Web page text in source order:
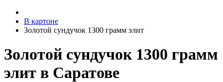
В картоне
Золотой сундучок 1300 грамм элит
Золотой сундучок 1300 грамм
элит в Саратове